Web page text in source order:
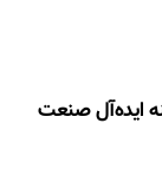
ایده‌آل صنعت